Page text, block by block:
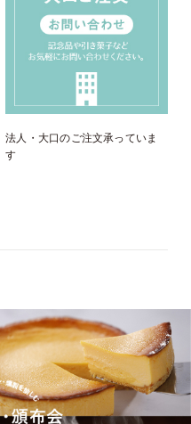
法人・大口のご注文承っていま
す